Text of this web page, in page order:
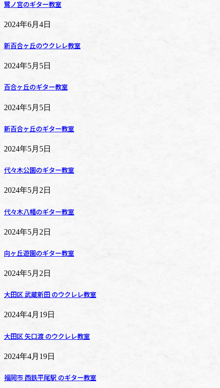
鷺ノ宮のギター教室
2024年6月4日
新百合ヶ丘のウクレレ教室
2024年5月5日
百合ヶ丘のギター教室
2024年5月5日
新百合ヶ丘のギター教室
2024年5月5日
代々木公園のギター教室
2024年5月2日
代々木八幡のギター教室
2024年5月2日
向ヶ丘遊園のギター教室
2024年5月2日
大田区 武蔵新田 のウクレレ教室
2024年4月19日
大田区 矢口渡 のウクレレ教室
2024年4月19日
福岡市 西鉄平尾駅 のギター教室